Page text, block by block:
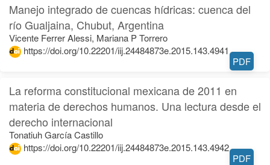
Manejo integrado de cuencas hídricas: cuenca del
río Gualjaina, Chubut, Argentina
Vicente Ferrer Alessi, Mariana P Torrero
https://doi.org/10.22201/iij.24484873e.2015.143.4941
PDF
La reforma constitucional mexicana de 2011 en
materia de derechos humanos. Una lectura desde el
derecho internacional
Tonatiuh García Castillo
https://doi.org/10.22201/iij.24484873e.2015.143.4942
PDF